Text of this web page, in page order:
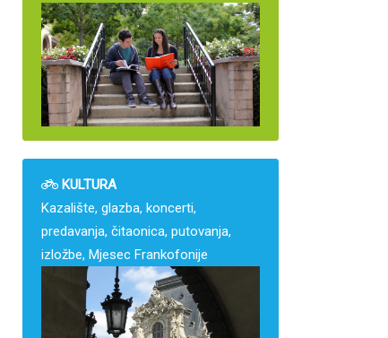
KULTURA
Kazalište, glazba, koncerti,
predavanja, čitaonica, putovanja,
izložbe, Mjesec Frankofonije